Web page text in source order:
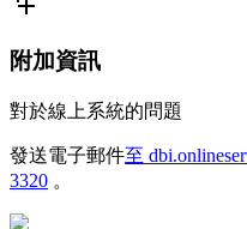
附加資訊
對於線上系統的問題
發送電子郵件至
3320 。